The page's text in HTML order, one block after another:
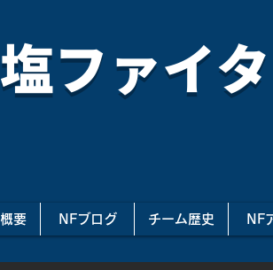
ファイ
要 NFブログ チーム歴史 NF